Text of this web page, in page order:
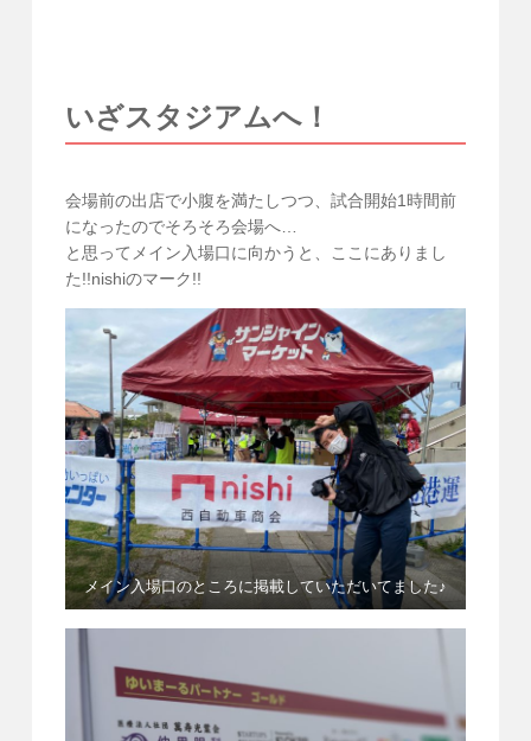
いざスタジアムへ！
会場前の出店で小腹を満たしつつ、試合開始1時間前
になったのでそろそろ会場へ…
と思ってメイン入場口に向かうと、ここにありまし
た!!nishiのマーク!!
メイン入場口のところに掲載していただいてました♪